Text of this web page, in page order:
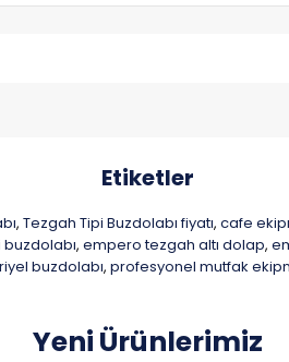
Etiketler
, Tezgah Tipi Buzdolabı fiyatı, cafe
, empero tezgah altı dolap,
buzdolabı, profesyonel mutfak
Yeni Ürünlerimiz